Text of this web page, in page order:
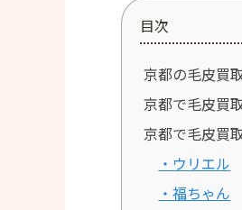
目次
京都の毛皮買
京都で毛皮買
京都で毛皮買
・ウリエル
・福ちゃん